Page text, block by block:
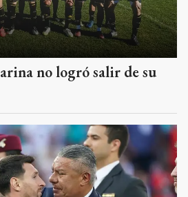
no logró salir de su